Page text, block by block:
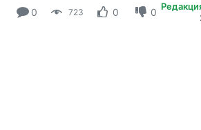
0 723 0 0